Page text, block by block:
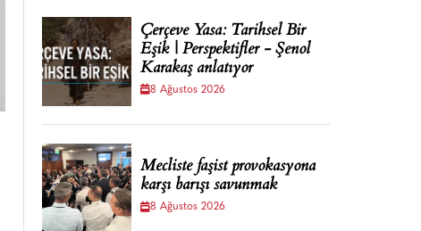
Çerçeve Yasa: Tarihsel Bir
Eşik | Perspektifler - Şenol
Karakaş anlatıyor
8 Ağustos 2026
Mecliste faşist provokasyona
karşı barışı savunmak
8 Ağustos 2026